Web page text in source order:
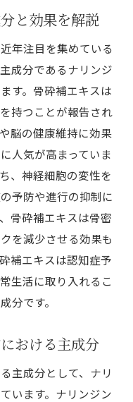
と効果を解説
年注目を集めている
成分であるナリンジ
す。骨砕補エキスは
持つことが報告され
脳の健康維持に効果
人気が高まっていま
、神経細胞の変性を
予防や進行の抑制に
骨砕補エキスは骨密
を減少させる効果も
補エキスは認知症予
生活に取り入れるこ
分です。
おける主成分
主成分として、ナリ
います。ナリンジン